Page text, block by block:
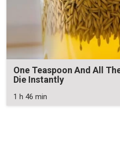
One Teaspoon And All
Die Instantly
1 h 46 min